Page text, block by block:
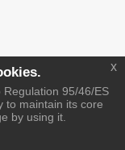
95/46/ES
to maintain its core
by using it.
x